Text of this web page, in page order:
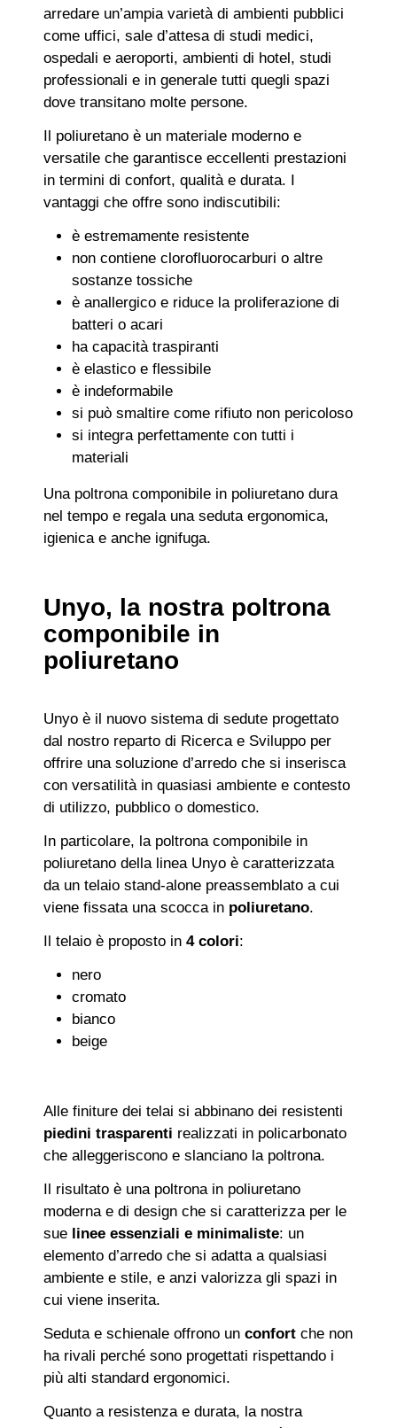
arredare un’ampia varietà di ambienti pubblici
come uffici, sale d’attesa di studi medici,
ospedali e aeroporti, ambienti di hotel, studi
professionali e in generale tutti quegli spazi
dove transitano molte persone.
Il poliuretano è un materiale moderno e
versatile che garantisce eccellenti prestazioni
in termini di confort, qualità e durata. I
vantaggi che offre sono indiscutibili:
è estremamente resistente
non contiene clorofluorocarburi o altre
sostanze tossiche
è anallergico e riduce la proliferazione di
batteri o acari
ha capacità traspiranti
è elastico e flessibile
è indeformabile
si può smaltire come rifiuto non pericoloso
si integra perfettamente con tutti i
materiali
Una poltrona componibile in poliuretano dura
nel tempo e regala una seduta ergonomica,
igienica e anche ignifuga.
Unyo, la nostra poltrona
componibile in
poliuretano
Unyo è il nuovo sistema di sedute progettato
dal nostro reparto di Ricerca e Sviluppo per
offrire una soluzione d’arredo che si inserisca
con versatilità in quasiasi ambiente e contesto
di utilizzo, pubblico o domestico.
In particolare, la poltrona componibile in
poliuretano della linea Unyo è caratterizzata
da un telaio stand-alone preassemblato a cui
viene fissata una scocca in poliuretano.
Il telaio è proposto in 4 colori:
nero
cromato
bianco
beige
Alle finiture dei telai si abbinano dei resistenti
piedini trasparenti realizzati in policarbonato
che alleggeriscono e slanciano la poltrona.
Il risultato è una poltrona in poliuretano
moderna e di design che si caratterizza per le
sue linee essenziali e minimaliste: un
elemento d’arredo che si adatta a qualsiasi
ambiente e stile, e anzi valorizza gli spazi in
cui viene inserita.
Seduta e schienale offrono un confortche non
ha rivali perché sono progettati rispettando i
più alti standard ergonomici.
Quanto a resistenza e durata, la nostra